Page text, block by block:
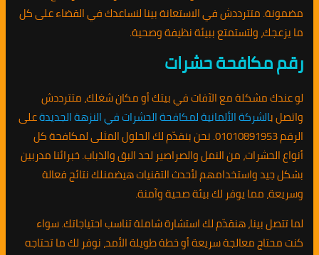
مضمونة. متترددش في الاستعانة بينا لنساعدك في القضاء على كل
ما يزعجك، ولتستمتع ببيئة نظيفة وصحية.
رقم مكافحة حشرات
لو عندك مشكلة مع الآفات في بيتك أو مكان شغلك، متترددش
واتصل بالشركة الألمانية لمكافحة الحشرات في النزهة الجديدةعلى
الرقم 01010891953. نحن بنقدّم لك الحلول المثلى لمكافحة كل
أنواع الحشرات، من النمل والصراصير لحد البق والذباب. خبرائنا مدربين
بشكل جيد واستخدامهم لأحدث التقنيات هيضمنلك نتائج فعالة
وسريعة، مما يوفر لك بيئة صحية وآمنة.
لما تتصل بينا، هنقدّم لك استشارة شاملة تناسب احتياجاتك. سواء
كنت محتاج معالجة سريعة أو خطة طويلة الأمد، نوفر لك ما تحتاجه